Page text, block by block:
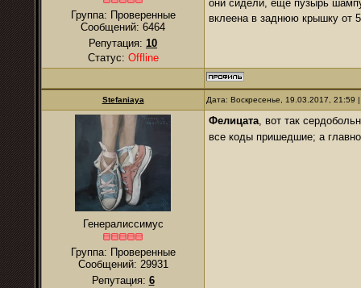
Группа: Проверенные
Сообщений: 6464
Репутация: 10
Статус: Offline
они сидели, еще пузырь
вклеена в заднюю крышку от
Stefaniaya Дата: Воскресенье, 19.03.2017,
Генералиссимус
Группа: Проверенные
Сообщений: 29931
Репутация: 6
Фелицата, вот так
все коды пришедшие; а